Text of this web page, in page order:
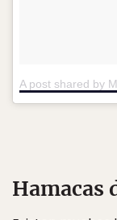
A post shared by
Hamacas